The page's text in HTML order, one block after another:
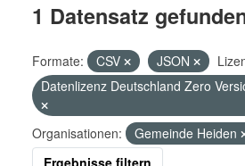
1 Datensatz
Formate: CSV JSON
Datenlizenz Deutschland Zero
Organisationen:
Gemeinde Heiden
Ergebnisse filtern